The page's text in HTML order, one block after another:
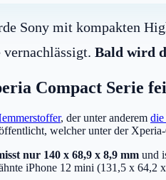
Sony mit kompakten
vernachlässigt.Bald wird
Compact Serie
, der unter anderem die
welcher unter der
nur 140 x 68,9 x 8,9 mm und
iPhone 12 mini (131,5 x 64,2